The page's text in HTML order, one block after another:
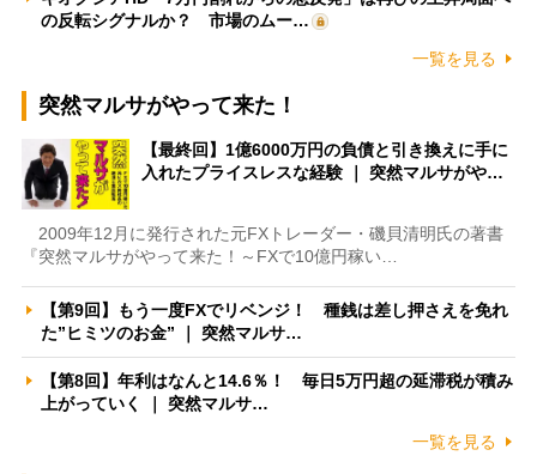
の反転シグナルか？ 市場のムー…
一覧を見る
突然マルサがやって来た！
【最終回】1億6000万円の負債と引き換えに手に
入れたプライスレスな経験 ｜ 突然マルサがや…
2009年12月に発行された元FXトレーダー・磯貝清明氏の著書
『突然マルサがやって来た！～FXで10億円稼い…
【第9回】もう一度FXでリベンジ！ 種銭は差し押さえを免れ
た”ヒミツのお金” ｜ 突然マルサ…
【第8回】年利はなんと14.6％！ 毎日5万円超の延滞税が積み
上がっていく ｜ 突然マルサ…
一覧を見る